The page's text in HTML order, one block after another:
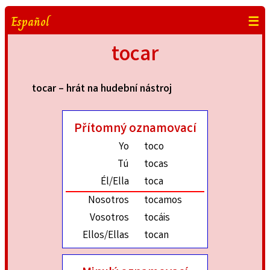
Español ☰
tocar
tocar – hrát na hudební nástroj
Přítomný oznamovací
Yo
toco
Tú
tocas
Él/Ella
toca
Nosotros
tocamos
Vosotros
tocáis
Ellos/Ellas
tocan